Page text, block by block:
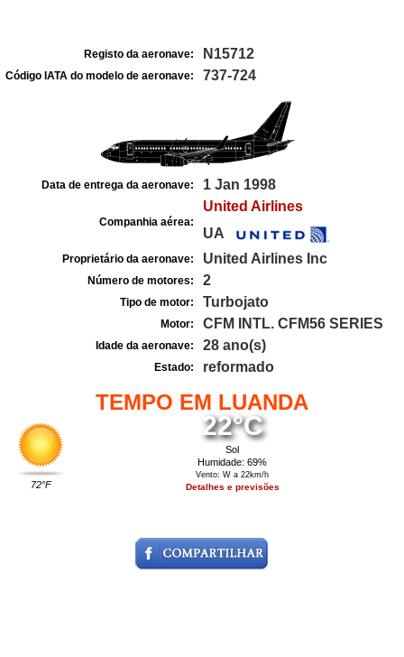
Registo da aeronave: N15712
Código IATA do modelo de aeronave: 737-724
Data de entrega da aeronave: 1 Jan 1998
Companhia aérea:
United Airlines
UA
Proprietário da aeronave: United Airlines Inc
Número de motores: 2
Tipo de motor: Turbojato
Motor: CFM INTL. CFM56 SERIES
Idade da aeronave: 28 ano(s)
Estado: reformado
TEMPO EM LUANDA
72°F
22°C
Sol
Humidade: 69%
Vento: W a 22km/h
Detalhes e previsões